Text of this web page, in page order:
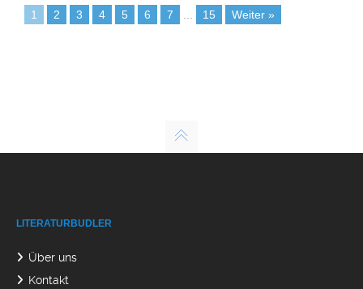
1 2 3 4 5 6 7 15 Weiter »
LITERATURBUDLER
Über uns
Kontakt